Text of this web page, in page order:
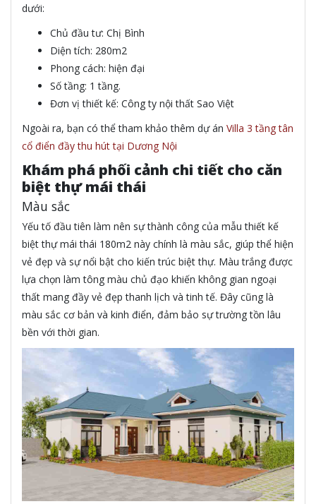
dưới:
Chủ đầu tư: Chị Bình
Diện tích: 280m2
Phong cách: hiện đại
Số tầng: 1 tầng.
Đơn vị thiết kế: Công ty nội thất Sao Việt
Ngoài ra, bạn có thể tham khảo thêm dự án Villa 3 tầng tân
cổ điển đầy thu hút tại Dương Nội
Khám phá phối cảnh chi tiết cho căn
biệt thự mái thái
Màu sắc
Yếu tố đầu tiên làm nên sự thành công của mẫu thiết kế
biệt thự mái thái 180m2 này chính là màu sắc, giúp thể hiện
vẻ đẹp và sự nổi bật cho kiến trúc biệt thự. Màu trắng được
lựa chọn làm tông màu chủ đạo khiến không gian ngoại
thất mang đầy vẻ đẹp thanh lịch và tinh tế. Đây cũng là
màu sắc cơ bản và kinh điển, đảm bảo sự trường tồn lâu
bền với thời gian.